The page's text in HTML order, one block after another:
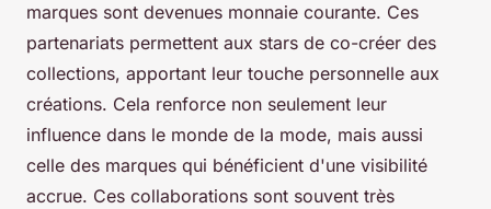
marques sont devenues monnaie courante. Ces
partenariats permettent aux stars de co-créer des
collections, apportant leur touche personnelle aux
créations. Cela renforce non seulement leur
influence dans le monde de la mode, mais aussi
celle des marques qui bénéficient d'une visibilité
accrue. Ces collaborations sont souvent très